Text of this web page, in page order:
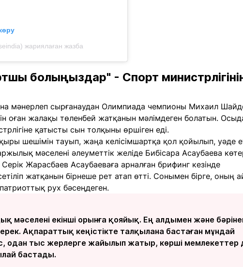
жариялаған жазба
болыңыздар" - Спорт
мәнерлеп сырғанаудан Олимпиада чемпионы Михаил
оған жалақы төленбей жатқанын мәлімдеген болатын.
қатысты сын толқыны өршіген еді.
шешімін тауып, жаңа келісімшартқа қол қойылып, уәде
мәселені әлеуметтік желіде Бибісара Асаубаева
Жарасбаев Асаубаеваға арналған брифинг кезінде
жатқанын бірнеше рет атап өтті. Сонымен бірге, оның
рух бәсеңдеген.
мәселені екінші орынға қояйық. Ең алдымен және
Ақпараттық кеңістікте талқылана бастаған мұндай
одан тыс жерлерге жайылып жатыр, көрші мемлекеттер
бастады.